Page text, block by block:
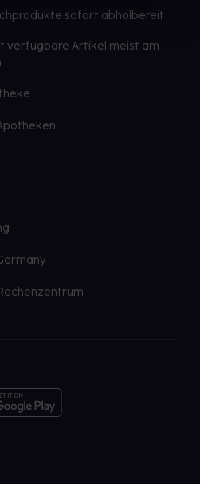
sofort abholbereit
verfügbare Artikel meist am